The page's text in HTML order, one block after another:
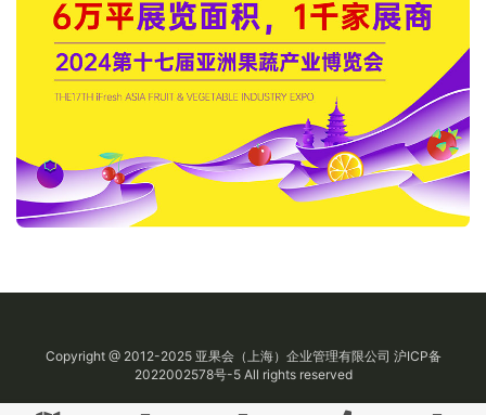
Copyright @ 2012-2025 亚果会（上海）企业管理有限公司 沪ICP备
2022002578号-5All rights reserved